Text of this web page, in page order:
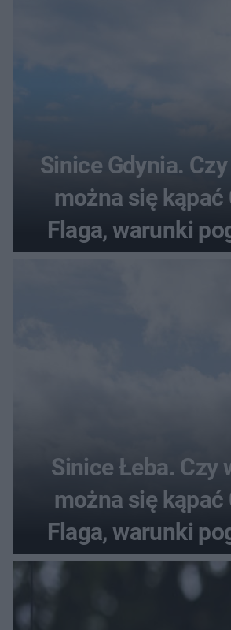
Sinice Gdynia.
można się kąpać
Flaga, warunki
Sinice Łeba. Czy
można się kąpać
Flaga, warunki